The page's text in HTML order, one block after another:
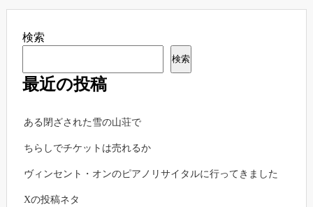
検索
検索
最近の投稿
ある閉ざされた雪の山荘で
ちらしでチケットは売れるか
ヴィンセント・オンのピアノリサイタルに行ってきました
Xの投稿ネタ